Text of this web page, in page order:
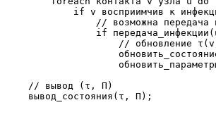
if v восприимчив к
// возможна передача
if
// обновление
    // вывод (τ, Π)